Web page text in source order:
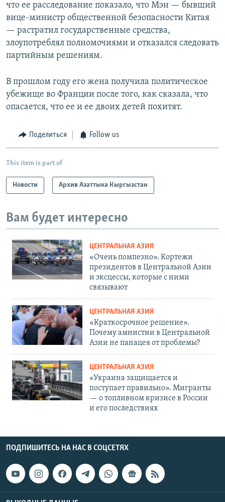
что ее расследование показало, что Мэн — бывший
вице-министр общественной безопасности Китая
— растратил государственные средства,
злоупотреблял полномочиями и отказался следовать
партийным решениям.
В прошлом году его жена получила политическое
убежище во Франции после того, как сказала, что
опасается, что ее и ее двоих детей похитят.
Поделиться Follow us
This item is part of
Новости Архив Азаттыка Кыргызстан
Вам будет интересно
ЦЕНТРАЛЬНАЯ АЗИЯ
«Очень помпезно». Кортежи
президентов в Центральной Азии
и эксцессы, которые с ними
связывают
ЦЕНТРАЛЬНАЯ АЗИЯ
«Краткосрочное решение».
Почему амнистии в Центральной
Азии не панацея от проблемы?
ЦЕНТРАЛЬНАЯ АЗИЯ
«Украина защищается и
поступает правильно». Мигранты
— о топливном кризисе в России
и его последствиях
ПОДПИШИТЕСЬ НА НАС В СОЦСЕТЯХ